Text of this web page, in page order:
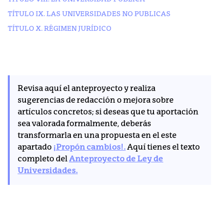
TÍTULO IX. LAS UNIVERSIDADES NO PUBLICAS
TÍTULO X. RÉGIMEN JURÍDICO
Revisa aquí el anteproyecto y realiza
sugerencias de redacción o mejora sobre
artículos concretos; si deseas que tu aportación
sea valorada formalmente, deberás
transformarla en una propuesta en el este
apartado ¡Propón cambios!.Aquí tienes el texto
completo delAnteproyecto de Ley de
Universidades.